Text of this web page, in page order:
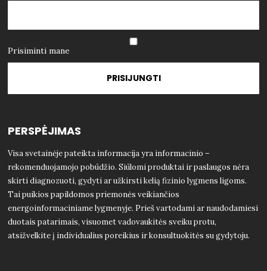
Prisiminti mane
PERSPĖJIMAS
Visa svetainėje pateikta informacija yra informacinio –
rekomenduojamojo pobūdžio. Siūlomi produktai ir paslaugos nėra
skirti diagnozuoti, gydyti ar užkirsti kelią fizinio lygmens ligoms.
Tai puikios papildomos priemonės veikiančios
energoinformaciniame lygmenyje. Prieš vartodami ar naudodamiesi
duotais patarimais, visuomet vadovaukitės sveiku protu,
atsižvelkite į individualius poreikius ir konsultuokitės su gydytoju.